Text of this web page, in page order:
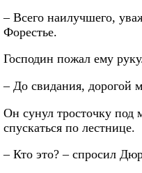
– Всего наилучшего,
Форестье.
Господин пожал ему
– До свидания, дорогой
Он сунул тросточку под
спускаться по лестнице.
– Кто это? – спросил